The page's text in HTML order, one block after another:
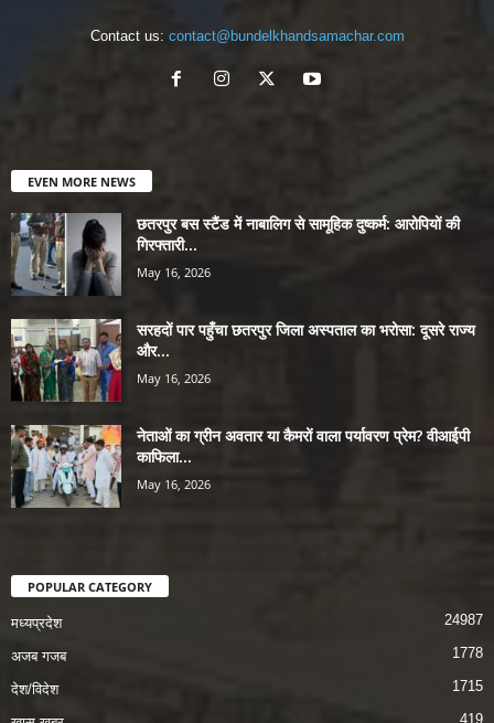
Contact us: contact@bundelkhandsamachar.com
EVEN MORE NEWS
छतरपुर बस स्टैंड में नाबालिग से सामूहिक दुष्कर्म: आरोपियों की
गिरफ्तारी...
May 16, 2026
सरहदों पार पहुँचा छतरपुर जिला अस्पताल का भरोसा: दूसरे राज्य
और...
May 16, 2026
नेताओं का ग्रीन अवतार या कैमरों वाला पर्यावरण प्रेम? वीआईपी
काफिला...
May 16, 2026
POPULAR CATEGORY
मध्यप्रदेश 24987
अजब गजब 1778
देश/विदेश 1715
419